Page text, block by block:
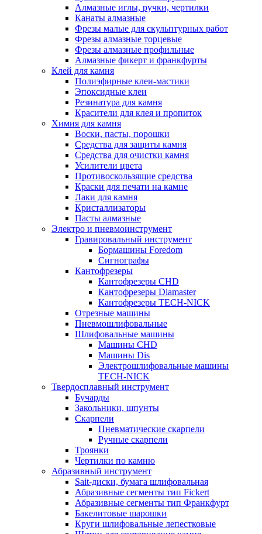
Алмазные иглы, ручки, чертилки
Канаты алмазные
Фрезы малые для скульптурных работ
Фрезы алмазные торцевые
Фрезы алмазные профильные
Алмазные фикерт и франкфурты
Клей для камня
Полиэфирные клеи-мастики
Эпоксидные клеи
Резинатура для камня
Красители для клея и пропиток
Химия для камня
Воски, пасты, порошки
Средства для защиты камня
Средства для очистки камня
Усилители цвета
Противоскользящие средства
Краски для печати на камне
Лаки для камня
Кристаллизаторы
Пасты алмазные
Электро и пневмоинструмент
Гравировальный инструмент
Бормашины Foredom
Сигнографы
Кантофрезеры
Кантофрезеры CHD
Кантофрезеры Diamaster
Кантофрезеры TECH-NICK
Отрезные машины
Пневмошлифовальные
Шлифовальные машины
Машины CHD
Машины Dis
Электрошлифовальные машины
TECH-NICK
Твердосплавный инструмент
Бучарды
Закольники, шпунты
Скарпели
Пневматические скарпели
Ручные скарпели
Троянки
Чертилки по камню
Абразивный инструмент
Sait-диски, бумага шлифовальная
Абразивные сегменты тип Fickert
Абразивные сегменты тип Франкфурт
Бакелитовые шарошки
Круги шлифовальные лепестковые